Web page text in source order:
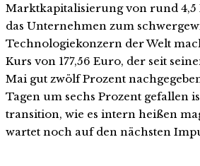
Marktkapitalisierung von rund 4,5
das Unternehmen zum
Technologiekonzern der Welt
Kurs von 177,56 Euro, der seit
Mai gut zwölf Prozent
Tagen um sechs Prozent gefallen
transition, wie es intern heißen
wartet noch auf den nächsten